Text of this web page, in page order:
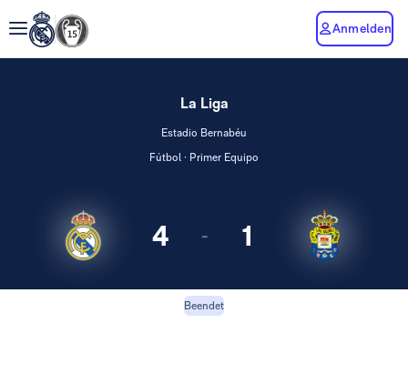
Anmelden
La Liga
Estadio Bernabéu
Fútbol · Primer Equipo
4 - 1
Beendet